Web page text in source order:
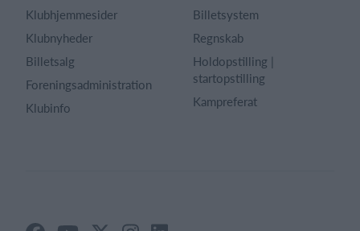
Klubhjemmesider
Klubnyheder
Billetsalg
Foreningsadministration
Klubinfo
Billetsystem
Regnskab
Holdopstilling |
startopstilling
Kampreferat